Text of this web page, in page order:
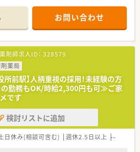
も、介護福祉事業も運営しています。
お問い合わせ
薬剤師求人ID： 328579
薬局
所前駅】人柄重視の採用！未経験の方
勤務もOK/時給2,300円も可≫ご家
です
検討リストに追加
日休み(相談可含む) 週休2.5日以上 週32h以